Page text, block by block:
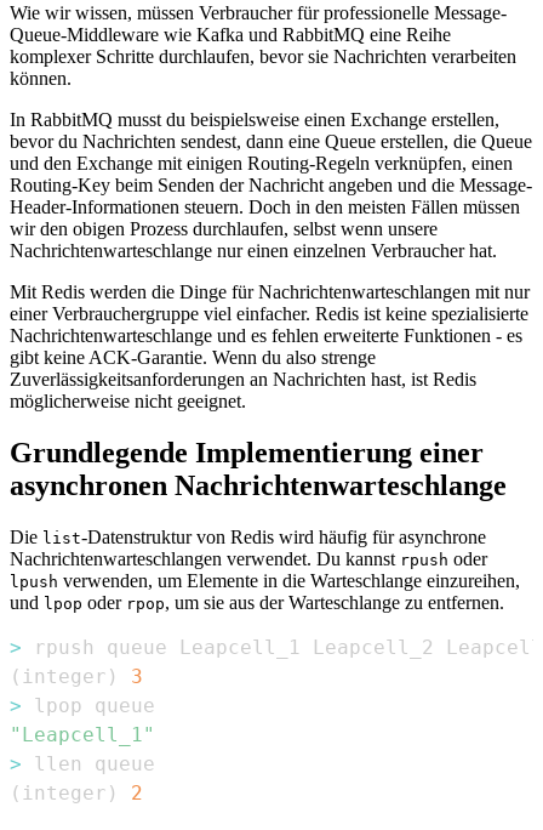
Wie wir wissen, müssen Verbraucher für professionelle Message-
Queue-Middleware wie Kafka und RabbitMQ eine Reihe
komplexer Schritte durchlaufen, bevor sie Nachrichten verarbeiten
können.
In RabbitMQ musst du beispielsweise einen Exchange erstellen,
bevor du Nachrichten sendest, dann eine Queue erstellen, die Queue
und den Exchange mit einigen Routing-Regeln verknüpfen, einen
Routing-Key beim Senden der Nachricht angeben und die Message-
Header-Informationen steuern. Doch in den meisten Fällen müssen
wir den obigen Prozess durchlaufen, selbst wenn unsere
Nachrichtenwarteschlange nur einen einzelnen Verbraucher hat.
Mit Redis werden die Dinge für Nachrichtenwarteschlangen mit nur
einer Verbrauchergruppe viel einfacher. Redis ist keine spezialisierte
Nachrichtenwarteschlange und es fehlen erweiterte Funktionen - es
gibt keine ACK-Garantie. Wenn du also strenge
Zuverlässigkeitsanforderungen an Nachrichten hast, ist Redis
möglicherweise nicht geeignet.
Grundlegende Implementierung einer
asynchronen Nachrichtenwarteschlange
Die list-Datenstruktur von Redis wird häufig für asynchrone
Nachrichtenwarteschlangen verwendet. Du kannst rpush oder
lpush verwenden, um Elemente in die Warteschlange einzureihen,
und lpop oder rpop, um sie aus der Warteschlange zu entfernen.
>
( integer )
3
>
"Leapcell_1"
>
( integer ) 2